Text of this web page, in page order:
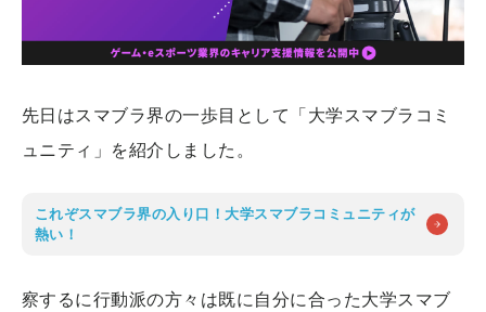
先日はスマブラ界の一歩目として「大学スマブラコミ
ュニティ」を紹介しました。
これぞスマブラ界の入り口！大学スマブラコミュニティが
熱い！
察するに行動派の方々は既に自分に合った大学スマブ